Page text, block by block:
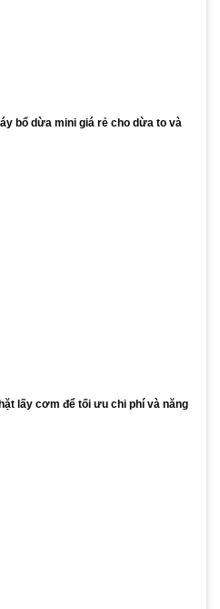
bổ dừa mini giá rẻ cho dừa to và
lấy cơm để tối ưu chi phí và năng